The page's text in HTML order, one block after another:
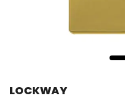
LOCKWAY